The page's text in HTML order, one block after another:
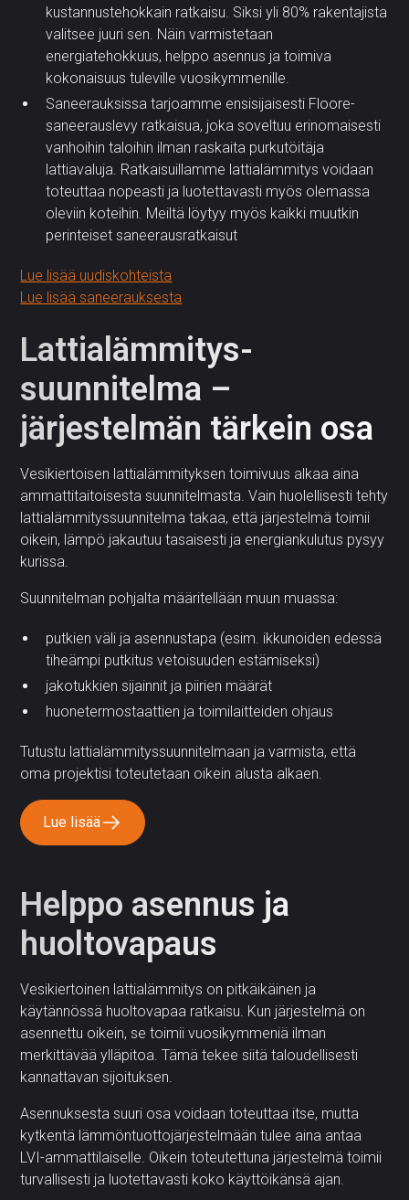
kustannustehokkain ratkaisu. Siksi yli 80% rakentajista
valitsee juuri sen. Näin varmistetaan
energiatehokkuus, helppo asennus ja toimiva
kokonaisuus tuleville vuosikymmenille.
Saneerauksissa tarjoamme ensisijaisesti Floore-
saneerauslevy ratkaisua, joka soveltuu erinomaisesti
vanhoihin taloihin ilman raskaita purkutöitäja
lattiavaluja. Ratkaisuillamme lattialämmitys voidaan
toteuttaa nopeasti ja luotettavasti myös olemassa
oleviin koteihin. Meiltä löytyy myös kaikki muutkin
perinteiset saneerausratkaisut
Lue lisää uudiskohteista
Lue lisää saneerauksesta
Lattialämmitys­
suunnitelma –
järjestelmän tärkein osa
Vesikiertoisen lattialämmityksen toimivuus alkaa aina
ammattitaitoisesta suunnitelmasta. Vain huolellisesti tehty
lattialämmityssuunnitelma takaa, että järjestelmä toimii
oikein, lämpö jakautuu tasaisesti ja energiankulutus pysyy
kurissa.
Suunnitelman pohjalta määritellään muun muassa:
putkien väli ja asennustapa (esim. ikkunoiden edessä
tiheämpi putkitus vetoisuuden estämiseksi)
jakotukkien sijainnit ja piirien määrät
huonetermostaattien ja toimilaitteiden ohjaus
Tutustu lattialämmityssuunnitelmaan ja varmista, että
oma projektisi toteutetaan oikein alusta alkaen.
Lue lisää
Helppo asennus ja
huoltovapaus
Vesikiertoinen lattialämmitys on pitkäikäinen ja
käytännössä huoltovapaa ratkaisu. Kun järjestelmä on
asennettu oikein, se toimii vuosikymmeniä ilman
merkittävää ylläpitoa. Tämä tekee siitä taloudellisesti
kannattavan sijoituksen.
Asennuksesta suuri osa voidaan toteuttaa itse, mutta
kytkentä lämmöntuottojärjestelmään tulee aina antaa
LVI-ammattilaiselle. Oikein toteutettuna järjestelmä toimii
turvallisesti ja luotettavasti koko käyttöikänsä ajan.